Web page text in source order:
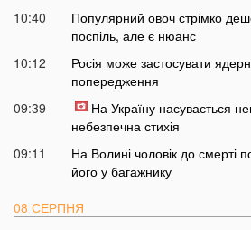
10:40
Популярний овоч стрімко
поспіль, але є нюанс
10:12
Росія може застосувати
попередження
09:39
На Україну насувається
небезпечна стихія
09:11
На Волині чоловік до смерті
його у багажнику
08 СЕРПНЯ